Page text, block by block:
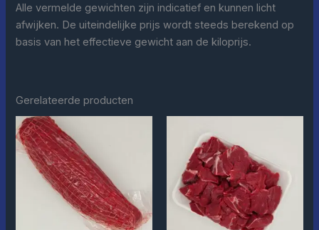
Alle vermelde gewichten zijn indicatief en kunnen licht
afwijken. De uiteindelijke prijs wordt steeds berekend op
basis van het effectieve gewicht aan de kiloprijs.
Gerelateerde producten